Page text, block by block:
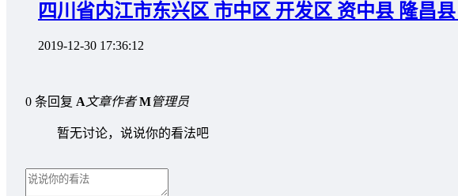
四川省内江市东兴区 市中区 开发区 资中县 隆昌
2019-12-30 17:36:12
0 条回复 A 文章作者 M管理员
暂无讨论，说说你的看法吧